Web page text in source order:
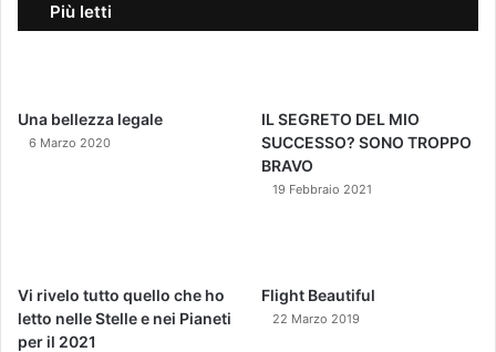
Più letti
Una bellezza legale
6 Marzo 2020
IL SEGRETO DEL MIO
SUCCESSO? SONO TROPPO
BRAVO
19 Febbraio 2021
Vi rivelo tutto quello che ho
letto nelle Stelle e nei Pianeti
per il 2021
Flight Beautiful
22 Marzo 2019